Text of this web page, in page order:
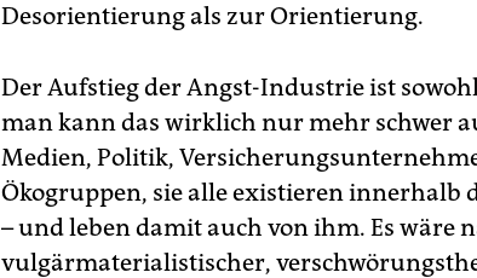
Desorientierung als zur Orientierung.
Der Aufstieg der Angst-Industrie ist
man kann das wirklich nur mehr schwer
Medien, Politik,
Ökogruppen, sie alle existieren innerhalb
– und leben damit auch von ihm. Es wäre
vulgärmaterialistischer,